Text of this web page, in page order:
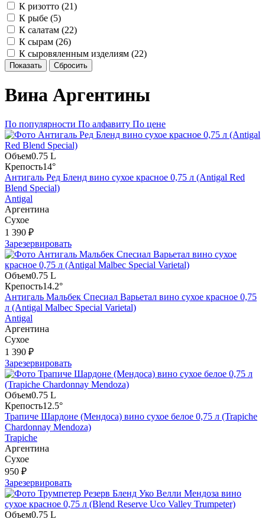
К ризотто (21)
К рыбе (5)
К салатам (22)
К сырам (26)
К сыровяленным изделиям (22)
Показать Сбросить
Вина Аргентины
По популярности По алфавиту По цене
Объем0.75 L
Крепость14°
Антигаль Ред Бленд вино сухое красное 0,75 л (Antigal Red
Blend Special)
Antigal
Аргентина
Сухое
1 390 ₽
Зарезервировать
Объем0.75 L
Крепость14.2°
Антигаль Мальбек Спесиал Варьетал вино сухое красное 0,75
л (Antigal Malbec Special Varietal)
Antigal
Аргентина
Сухое
1 390 ₽
Зарезервировать
Объем0.75 L
Крепость12.5°
Трапиче Шардоне (Мендоса) вино сухое белое 0,75 л (Trapiche
Chardonnay Mendoza)
Trapiche
Аргентина
Сухое
950 ₽
Зарезервировать
Объем0.75 L